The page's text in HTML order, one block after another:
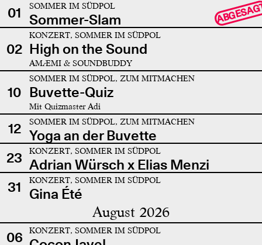
01 SOMMER IM SÜDPOL
Sommer-Slam
02
KONZERT, SOMMER IM SÜDPOL
High on the Sound
AMÆMI & SOUNDBUDDY
10
SOMMER IM SÜDPOL, ZUM MITMACHEN
Buvette-Quiz
Mit Quizmaster Adi
12 SOMMER IM SÜDPOL, ZUM MITMACHEN
Yoga an der Buvette
23
KONZERT, SOMMER IM SÜDPOL
Adrian Würsch x Elias Menzi
31
KONZERT, SOMMER IM SÜDPOL
Gina Été
August 2026
06 KONZERT, SOMMER IM SÜDPOL